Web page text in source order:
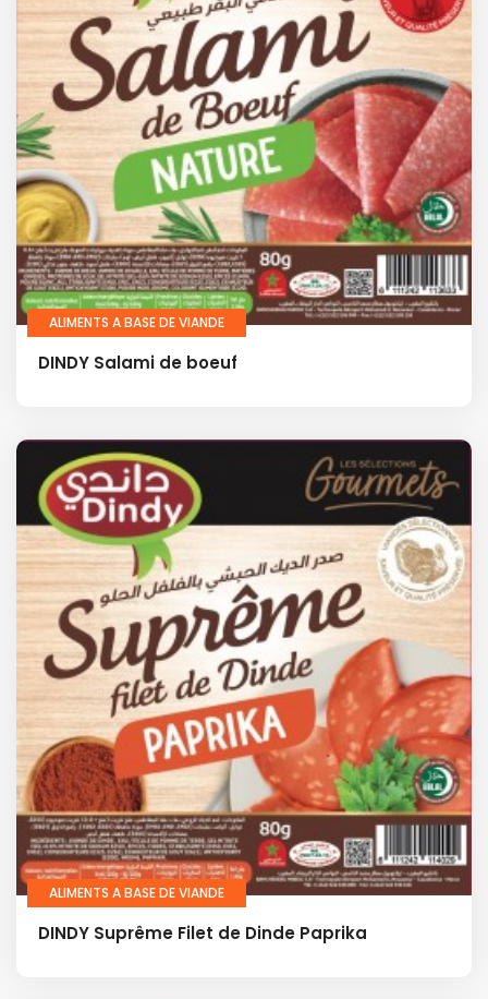
ALIMENTS A BASE DE VIANDE
DINDY Salami de boeuf
ALIMENTS A BASE DE VIANDE
DINDY Suprême Filet de Dinde Paprika